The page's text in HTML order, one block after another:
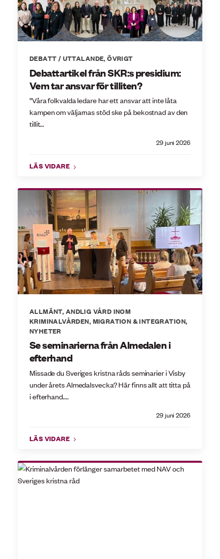
DEBATT / UTTALANDE,ÖVRIGT
Debattartikel från SKR:s presidium:
Vem tar ansvar för tilliten?
29 juni 2026
”Våra folkvalda ledare har ett ansvar att inte låta
kampen om väljarnas stöd ske på bekostnad av den
tillit...
LÄS VIDARE
ALLMÄNT, ANDLIG VÅRD INOM
KRIMINALVÅRDEN, MIGRATION & INTEGRATION,
NYHETER
Se seminarierna från Almedalen i
efterhand
29 juni 2026
Missade du Sveriges kristna råds seminarier i Visby
under årets Almedalsvecka? Här finns allt att titta på
i efterhand....
LÄS VIDARE